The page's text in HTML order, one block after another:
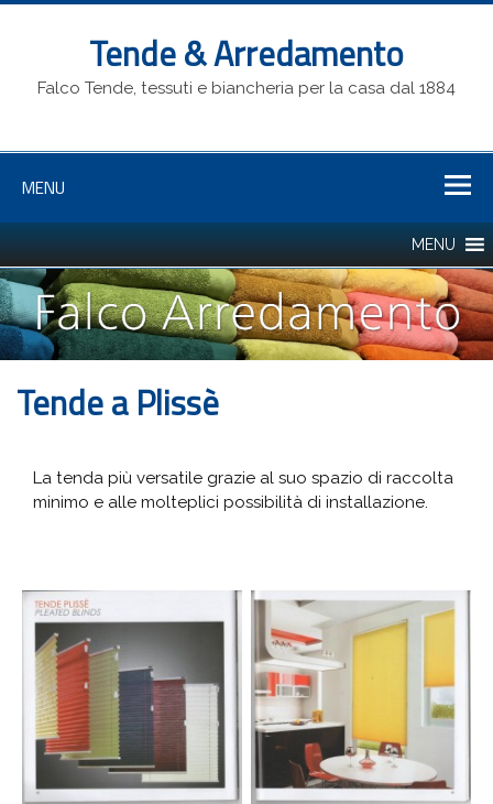
Tende & Arredamento
Falco Tende, tessuti e biancheria per la casa dal 1884
MENU
Tende a Plissè
La tenda più versatile grazie al suo spazio di raccolta
minimo e alle molteplici possibilità di installazione.